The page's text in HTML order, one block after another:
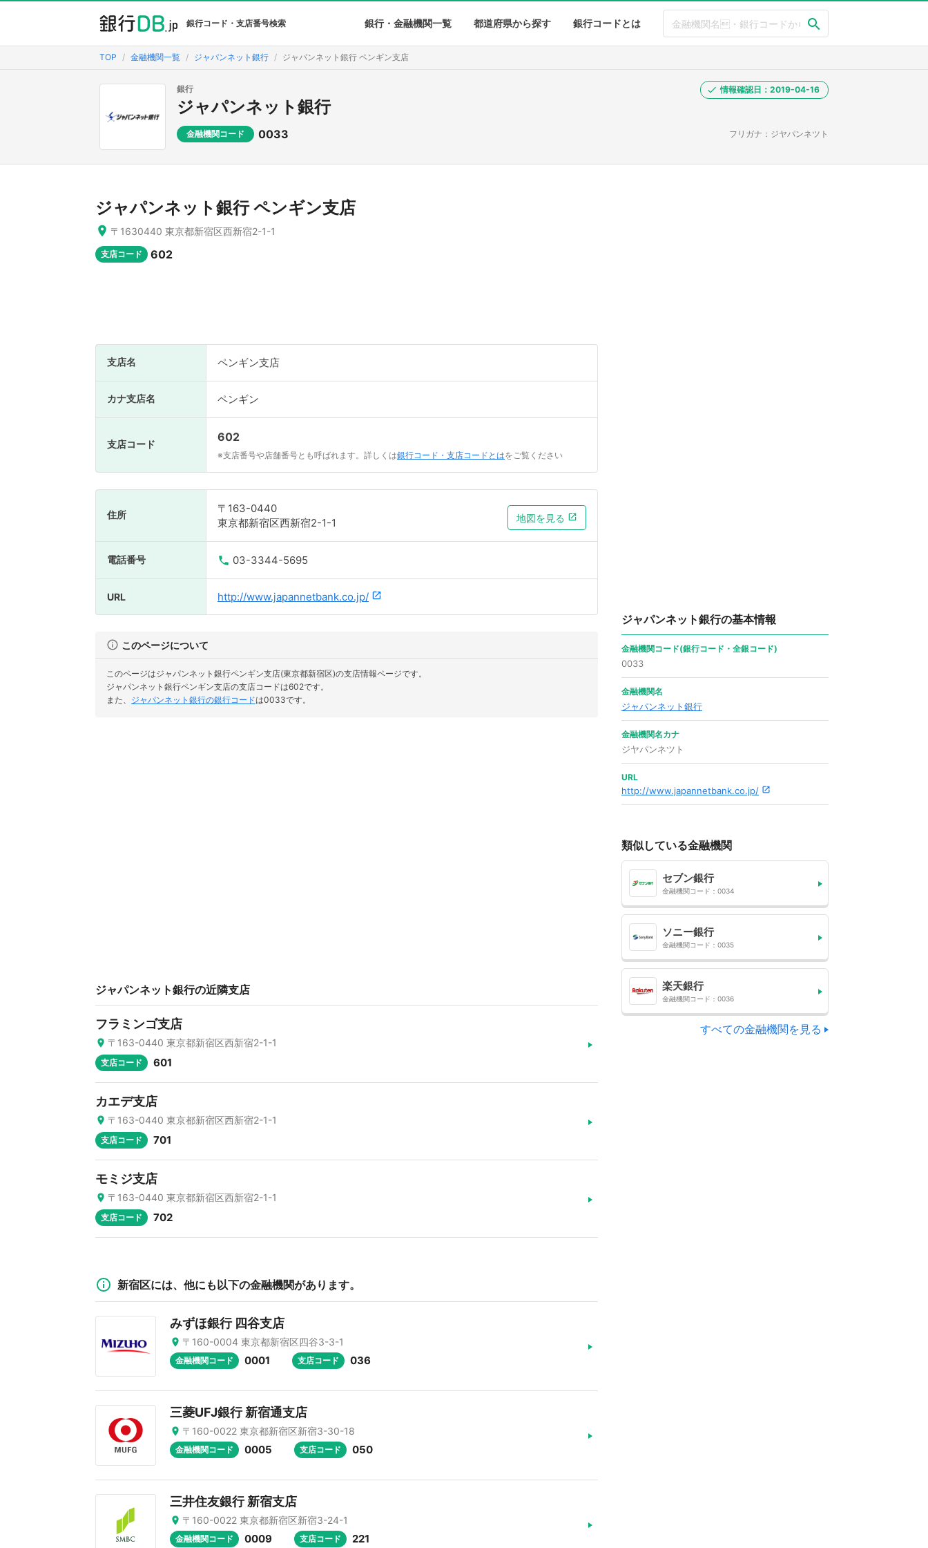
銀行コード・支店番号検索 銀行・金融機関一覧 都道府県から探す 銀行コードとは
TOP 金融機関一覧 ジャパンネット銀行 ジャパンネット銀行 ペンギン支店
銀行
ジャパンネット銀行
金融機関コード 0033 フリガナ：ジヤパンネツト
情報確認日：2019-04-16
ジャパンネット銀行 ペンギン支店
〒1630440 東京都新宿区西新宿2-1-1
支店コード 602
支店名 ペンギン支店
カナ支店名 ペンギン
支店コード
602
※支店番号や店舗番号とも呼ばれます。詳しくは銀行コード・支店コードとはをご覧ください
住所
〒163-0440
東京都新宿区西新宿2-1-1
地図を見る
電話番号 03-3344-5695
URL http://www.japannetbank.co.jp/
このページについて
このページはジャパンネット銀行ペンギン支店(東京都新宿区)の支店情報ページです。
ジャパンネット銀行ペンギン支店の支店コードは602です。
また、 ジャパンネット銀行の銀行コードは0033です。
ジャパンネット銀行の近隣支店
フラミンゴ支店
〒163-0440 東京都新宿区西新宿2-1-1
支店コード 601
カエデ支店
〒163-0440 東京都新宿区西新宿2-1-1
支店コード 701
モミジ支店
〒163-0440 東京都新宿区西新宿2-1-1
支店コード 702
新宿区には、他にも以下の金融機関があります。
みずほ銀行 四谷支店
〒160-0004 東京都新宿区四谷3-3-1
金融機関コード 0001 支店コード 036
三菱UFJ銀行 新宿通支店
〒160-0022 東京都新宿区新宿3-30-18
金融機関コード 0005 支店コード 050
三井住友銀行 新宿支店
〒160-0022 東京都新宿区新宿3-24-1
金融機関コード 0009 支店コード 221
ジャパンネット銀行の基本情報
金融機関コード(銀行コード・全銀コード)
0033
金融機関名
ジャパンネット銀行
金融機関名カナ
ジヤパンネツト
URL
http://www.japannetbank.co.jp/
類似している金融機関
セブン銀行
金融機関コード：0034
ソニー銀行
金融機関コード：0035
楽天銀行
金融機関コード：0036
すべての金融機関を見る